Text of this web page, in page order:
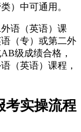
）中可通用。
语（英语）课
（专）或第二外
级成绩合格，
（英语）课程，
考实操流程